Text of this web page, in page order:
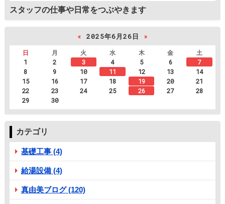
スタッフの仕事や日常をつぶやきます
« 2025年6月26日
»
日
月 火 水 木 金
土
1
2 3 4 5 6
7
8
9 10 11 12 13
14
15
16 17 18 19 20
21
22
23 24 25 26 27
28
29
30
カテゴリ
基礎工事 (4)
給湯設備 (4)
真由美ブログ (120)